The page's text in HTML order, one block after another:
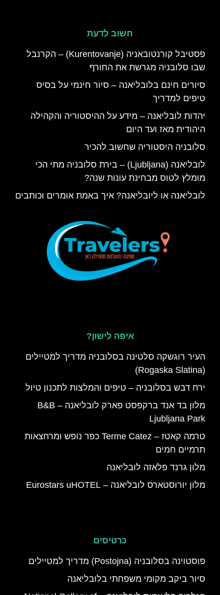
חשוב לדעת
פסטיבל קורנטובאניה (Kurentovanje) – הקרנבל
שבו סלובניה מגרשת את החורף
סיורים חינם בלובליאנה – סיור חינמי על בסיס
טיפים למדריך
יהדות לובליאנה – מידע על ההיסטוריה והקהילה
היהודית מאז ועד היום
סלובניה היסטוריה שחשוב להכיר
לובליאנה (Ljubljana) – בירת סלובניה מתי הכי
מומלץ לטוס מבחינת עונות שנה?
לובליאנה או ליובליאנה? איך באמת אומרים וכותבים
איפה לישון?
העיר רוגשקה סלטינה בסלובניה מדריך למטיילים
(Rogaska Slatina)
ירח דבש בסלובניה – טיפים והמלצות לתכנון טיול
מלון בד אנד ברקפסט פארק לובליאנה – B&B
Ljubljana Park
טרמה קאטז – Terme Catez כפר נופש ומרחצאות
תרמיים חמים
מלון גרנד פלאזה לובליאנה
מלון יורוסטארס לובליאנה – Eurostars uHOTEL
כרטיסים
פוסטוינה בסלובניה (Postojna) מדריך למטיילים
סיור ביקב מקומי משפחתי בלובליאנה